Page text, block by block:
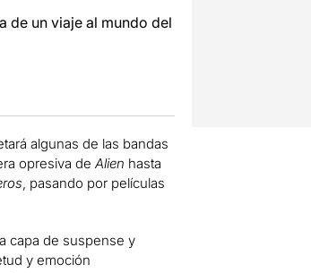
de un viaje al mundo del
algunas de las bandas
opresiva de Alien hasta
, pasando por películas
capa de suspense y
y emoción